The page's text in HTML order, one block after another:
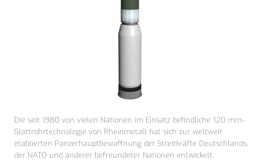
Die seit 1980 von vielen Nationen im Einsatz befindliche 120 mm-
Glattrohrtechnologie von Rheinmetall hat sich zur weltweit
etablierten Panzerhauptbewaffnung der Streitkräfte Deutschlands,
der NATO und anderer befreundeter Nationen entwickelt.